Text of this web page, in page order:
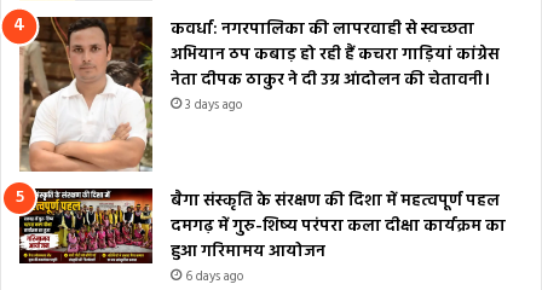
कवर्धा: नगरपालिका की लापरवाही से स्वच्छता
अभियान ठप कबाड़ हो रही हैं कचरा गाड़ियां कांग्रेस
नेता दीपक ठाकुर ने दी उग्र आंदोलन की चेतावनी।
3 days ago
बैगा संस्कृति के संरक्षण की दिशा में महत्वपूर्ण पहल
दमगढ़ में गुरु-शिष्य परंपरा कला दीक्षा कार्यक्रम का
हुआ गरिमामय आयोजन
6 days ago